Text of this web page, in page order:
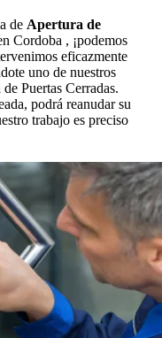
de Apertura de
Cordoba , ¡podemos
eficazmente
uno de nuestros
Puertas Cerradas.
podrá reanudar su
trabajo es preciso